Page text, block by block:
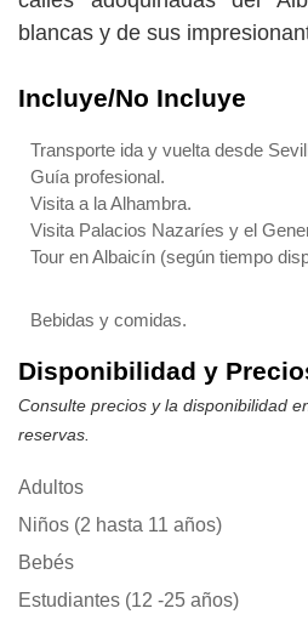
blancas y de sus
Incluye/No Incluye
Transporte ida y vuelta desde
Guía profesional.
Visita a la Alhambra.
Visita Palacios Nazaríes y el
Tour en Albaicín (según tiempo
Bebidas y comidas.
Disponibilidad y
Consulte precios y la disponibilidad
reservas.
Adultos
Niños (2 hasta 11 años)
Bebés
Estudiantes (12 -25 años)